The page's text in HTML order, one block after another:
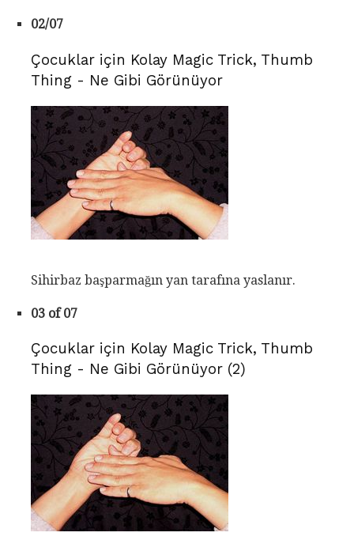
02/07
Çocuklar için Kolay Magic Trick, Thumb
Thing - Ne Gibi Görünüyor
Sihirbaz başparmağın yan tarafına yaslanır.
03 of 07
Çocuklar için Kolay Magic Trick, Thumb
Thing - Ne Gibi Görünüyor (2)